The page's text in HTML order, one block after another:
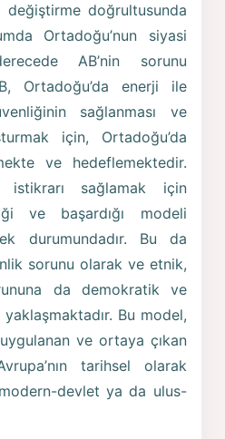
değiştirme doğrultusunda
Ortadoğu’nun siyasi
AB’nin sorunu
Ortadoğu’da enerji ile
sağlanması ve
için, Ortadoğu’da
ve hedeflemektedir.
istikrarı sağlamak için
ve başardığı modeli
durumundadır. Bu da
sorunu olarak ve etnik,
da demokratik ve
Bu model,
ve ortaya çıkan
tarihsel olarak
devlet ya da ulus-